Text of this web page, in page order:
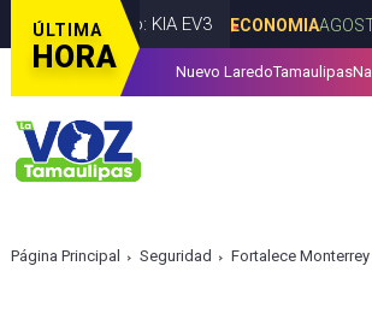
ÚLTIMA
HORA
eléctrico: KIA EV3 ECONOMIA AGOSTO 06,
la presentación de iniciativas
Nuevo LaredoTamaulipas
Página Principal Seguridad Fortalece Monterrey seguridad de las